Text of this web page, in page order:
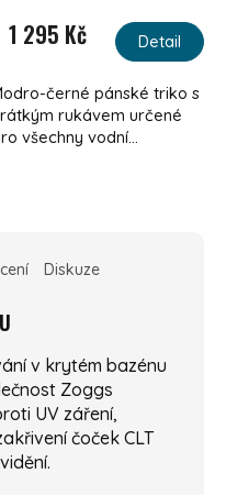
1 295 Kč Detail
černé pánské triko s
rukávem určené
všechny vodní...
Diskuze
v krytém bazénu
Zoggs
UV záření,
čoček CLT